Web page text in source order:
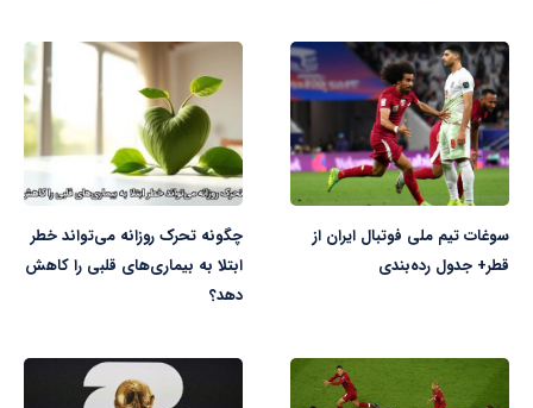
سوغات تیم ملی فوتبال ایران از
قطر+ جدول رده‌بندی
چگونه تحرک روزانه می‌تواند خطر
ابتلا به بیماری‌های قلبی را کاهش
دهد؟